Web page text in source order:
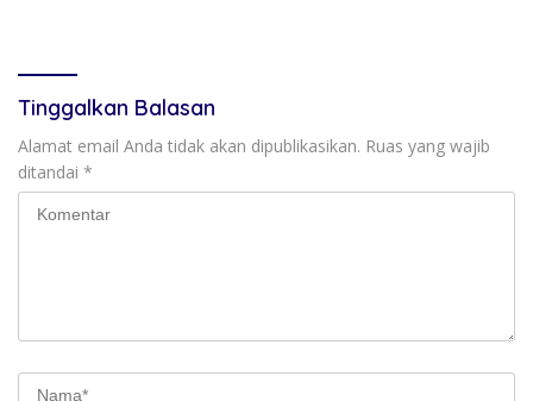
Tinggalkan Balasan
Alamat email Anda tidak akan dipublikasikan. Ruas yang wajib
ditandai *